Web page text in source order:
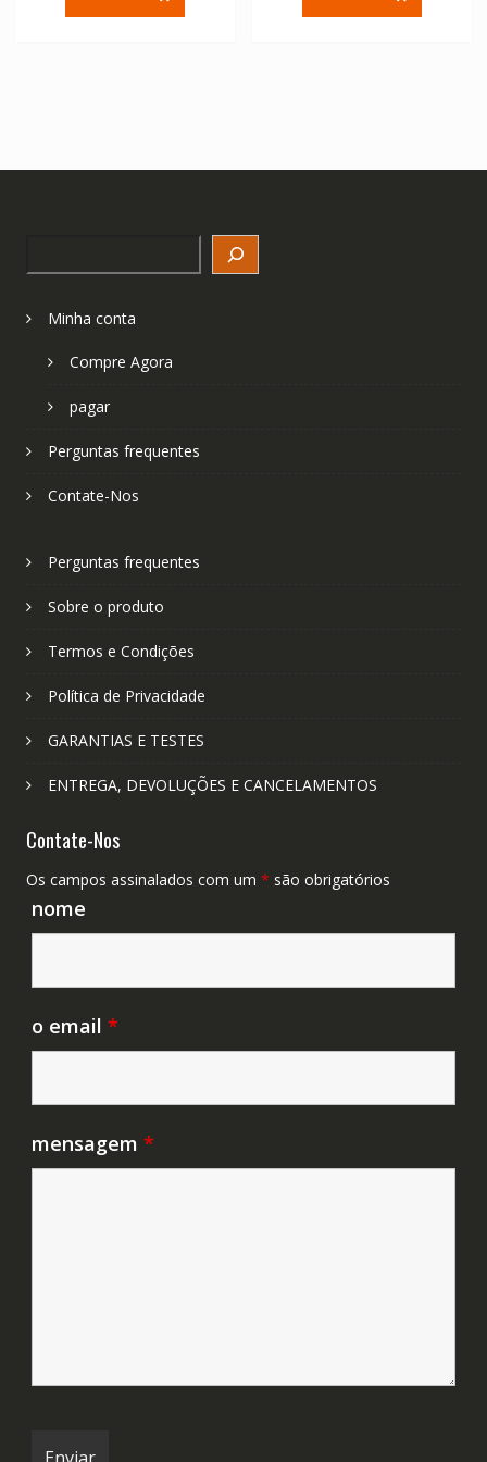
era:
era:
Minha conta
Compre Agora
pagar
Perguntas frequentes
Contate-Nos
Perguntas frequentes
Sobre o produto
Termos e Condições
Política de Privacidade
GARANTIAS E TESTES
ENTREGA, DEVOLUÇÕES E CANCELAMENTOS
Contate-Nos
Os campos assinalados com um * são obrigatórios
nome
o email *
mensagem *